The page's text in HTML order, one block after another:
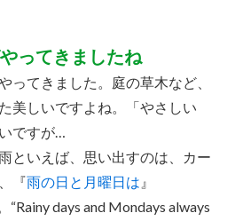
ってきましたね
ってきました。庭の草木など、
美しいですよね。「やさしい
ですが…
といえば、思い出すのは、カー
『雨の日と月曜日は 』
“Rainy days and Mondays always